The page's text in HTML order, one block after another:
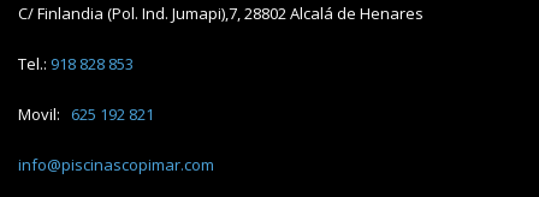
C/ Finlandia (Pol. Ind. Jumapi),7, 28802 Alcalá de Henares
Tel.: 918 828 853
Movil: 625 192 821
info@piscinascopimar.com